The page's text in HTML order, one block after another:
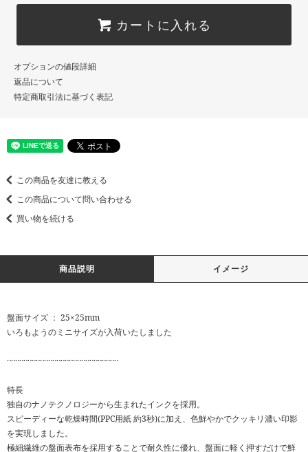
カートに入れる
オプションの値段詳細
返品について
特定商取引法に基づく表記
この商品を友達に教える
この商品について問い合わせる
買い物を続ける
商品説明 イメージ
盤面サイズ ： 25×25mm
いろもようのミニサイズが入荷いたしました
‥‥‥‥‥‥‥‥‥‥‥‥‥‥‥‥‥‥‥‥‥‥‥‥‥‥‥
特長
独自のナノテクノロジーから生まれたインクを採用。
スピーディーな乾燥時間(PPC用紙 約3秒)に加え、色鮮やかでクッキリ濃い印影
を実現しました。
極細繊維の盤面表布を採用することで耐久性に優れ、盤面に軽く押すだけで鮮